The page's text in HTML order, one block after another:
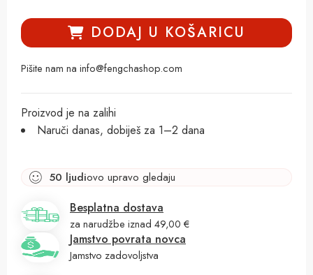
DODAJ U KOŠARICU
Pišite nam na info@fengchashop.com
Proizvod je na zalihi
Naruči danas, dobiješ za 1–2 dana
50 ljudiovo upravo gledaju
Besplatna dostava
za narudžbe iznad 49,00 €
Jamstvo povrata novca
Jamstvo zadovoljstva